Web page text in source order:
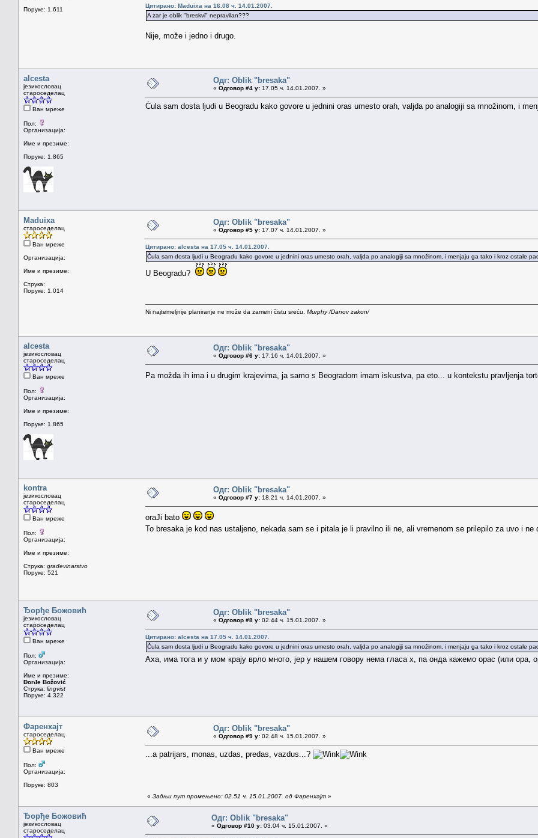
Поруке: 1.611
Цитирано: Maduixa на 16.08 ч. 14.01.2007.
A zar je oblik "breskvi" nepravilan???
Nije, može i jedno i drugo.
alcesta
језикословац
староседелац
Ван мреже
Пол:
Организација:
Име и презиме:
Поруке: 1.865
Одг: Oblik "bresaka"
« Одговор #4 у: 17.05 ч. 14.01.2007. »
Čula sam dosta ljudi u Beogradu kako govore u jednini oras umesto orah, valjda po analogiji sa množinom, i
Maduixa
староседелац
Ван мреже
Организација:
Име и презиме:
Струка:
Поруке: 1.014
Одг: Oblik "bresaka"
« Одговор #5 у: 17.07 ч. 14.01.2007. »
Цитирано: alcesta на 17.05 ч. 14.01.2007.
Čula sam dosta ljudi u Beogradu kako govore u jednini oras umesto orah, valjda po analogiji sa množinom, i menjaju ga tako i kroz ostale
U Beogradu?
Ni najtemeljnije planiranje ne može da zameni čistu sreću. Murphy /Danov zakon/
alcesta
језикословац
староседелац
Ван мреже
Пол:
Организација:
Име и презиме:
Поруке: 1.865
Одг: Oblik "bresaka"
« Одговор #6 у: 17.16 ч. 14.01.2007. »
Pa možda ih ima i u drugim krajevima, ja samo s Beogradom imam iskustva, pa eto... u kontekstu pravljenja
kontra
језикословац
староседелац
Ван мреже
Пол:
Организација:
Име и презиме:
Струка: građevinarstvo
Поруке: 521
Одг: Oblik "bresaka"
« Одговор #7 у: 18.21 ч. 14.01.2007. »
oraJi bato
To bresaka je kod nas ustaljeno, nekada sam se i pitala je li pravilno ili ne, ali vremenom se prilepilo za uvo i ne
Ђорђе Божовић
језикословац
староседелац
Ван мреже
Пол:
Организација:
Име и презиме:
Đorđe Božović
Струка: lingvist
Поруке: 4.322
Одг: Oblik "bresaka"
« Одговор #8 у: 02.44 ч. 15.01.2007. »
Цитирано: alcesta на 17.05 ч. 14.01.2007.
Čula sam dosta ljudi u Beogradu kako govore u jednini oras umesto orah, valjda po analogiji sa množinom, i menjaju ga tako i kroz ostale
Аха, има тога и у мом крају врло много, јер у нашем говору нема гласа х, па онда кажемо орас (или ора,
Фаренхајт
староседелац
Ван мреже
Пол:
Организација:
Поруке: 803
Одг: Oblik "bresaka"
« Одговор #9 у: 02.48 ч. 15.01.2007. »
...a patrijars, monas, uzdas, predas, vazdus...?
« Задњи пут промењено: 02.51 ч. 15.01.2007. од Фаренхајт »
Ђорђе Божовић
језикословац
староседелац
Одг: Oblik "bresaka"
« Одговор #10 у: 03.04 ч. 15.01.2007. »